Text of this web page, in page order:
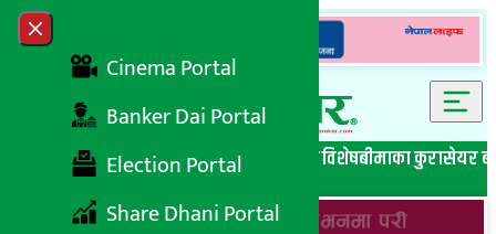
Skip to content
Close menu
Cinema Portal
Banker Dai Portal
Election Portal
Share Dhani Portal
सबै समाचारबेथिति मुर्दाबादबैंकिङ विशेष लघुवित्त विशेषबीमाका कुरासेयर